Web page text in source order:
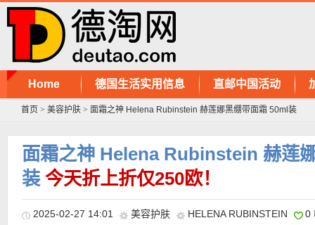
Home 德国生活实用信息 直邮中国活动
首页 > 美容护肤 > 面霜之神 Helena Rubinstein 赫莲娜黑绷带面霜 50ml装
面霜之神 Helena Rubinstein 赫莲
装 今天折上折仅250欧！
2025-02-27 14:01 美容护肤 HELENA RUBINSTEIN 0